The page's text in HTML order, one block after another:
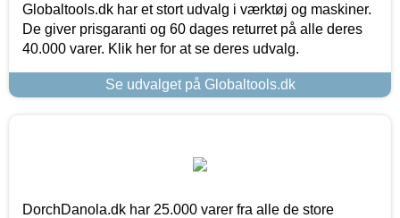
Globaltools.dk har et stort udvalg i værktøj og maskiner.
De giver prisgaranti og 60 dages returret på alle deres
40.000 varer. Klik her for at se deres udvalg.
Se udvalget på Globaltools.dk
DorchDanola.dk har 25.000 varer fra alle de store